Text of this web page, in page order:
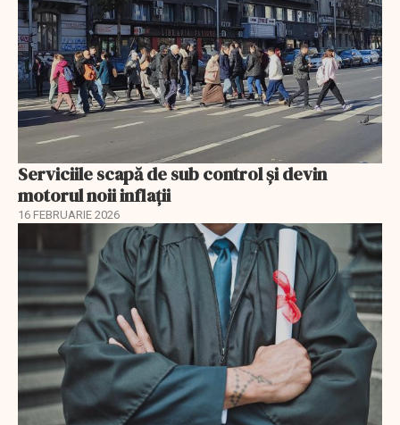
Serviciile scapă de sub control și devin
motorul noii inflații
16 FEBRUARIE 2026